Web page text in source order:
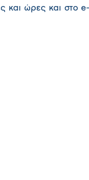
και ώρες και στο